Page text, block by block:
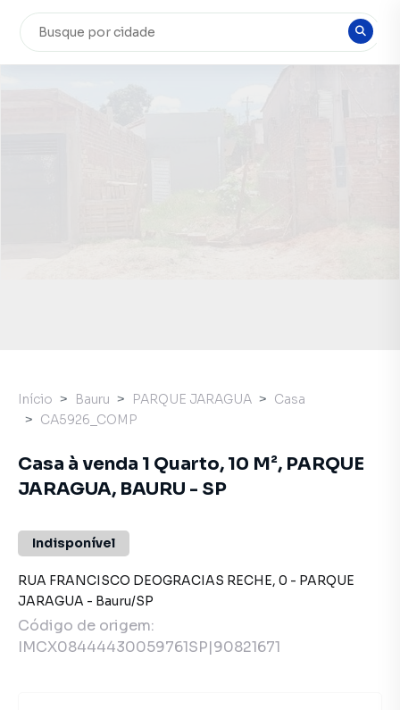
Início Bauru PARQUE JARAGUA
Casa
CA5926_COMP
Casa à venda 1 Quarto, 10 M², PARQUE
JARAGUA, BAURU - SP
Indisponível
RUA FRANCISCO DEOGRACIAS RECHE, 0 - PARQUE
JARAGUA - Bauru/SP
Código de origem:
IMCX08444430059761SP|90821671